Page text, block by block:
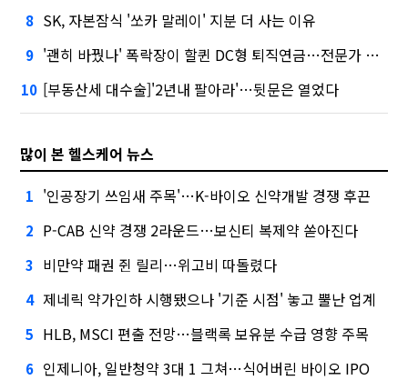
8 SK, 자본잠식 '쏘카 말레이' 지분 더 사는 이유
9 '괜히 바꿨나' 폭락장이 할퀸 DC형 퇴직연금…전문가 조언은
10 [부동산세 대수술]'2년내 팔아라'…뒷문은 열었다
많이 본 헬스케어 뉴스
1 '인공장기 쓰임새 주목'…K-바이오 신약개발 경쟁 후끈
2 P-CAB 신약 경쟁 2라운드…보신티 복제약 쏟아진다
3 비만약 패권 쥔 릴리…위고비 따돌렸다
4 제네릭 약가인하 시행됐으나 '기준 시점' 놓고 뿔난 업계
5 HLB, MSCI 편출 전망…블랙록 보유분 수급 영향 주목
6 인제니아, 일반청약 3대 1 그쳐…식어버린 바이오 IPO